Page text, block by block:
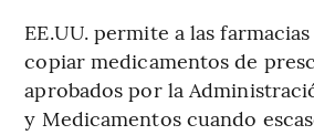
EE.UU. permite a las
copiar medicamentos de
aprobados por la
y Medicamentos cuando